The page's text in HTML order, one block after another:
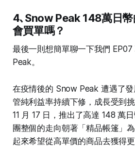
4､Snow Peak 148萬日
會買單嗎？
最後一則想簡單聊一下我們
Peak。
在疫情後的 Snow Peak 遭遇了
管純利益率持續下修，成長受到
11 月 17 日，推出了高達 148 萬
團整個的走向朝著「精品帳篷」
起來希望從高單價的商品去獲得更